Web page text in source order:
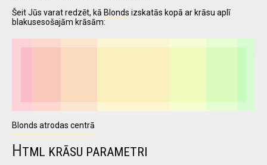
I have
read and
Šeit Jūs varat redzēt, kā Blonds izskatās kopā ar krāsu aplī
blakusesošajām krāsām:
Blonds atrodas centrā
HTML KRĀSU PARAMETRI